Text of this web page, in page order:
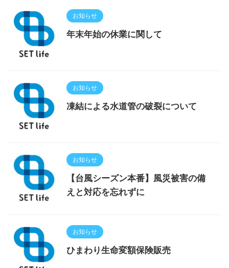
お知らせ
年末年始の休業に関して
お知らせ
凍結による水道管の破裂について
お知らせ
【台風シーズン本番】風災被害の備
えと対応を忘れずに
お知らせ
ひまわり生命変額保険販売